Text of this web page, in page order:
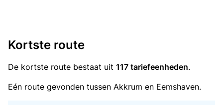
Kortste route
De kortste route bestaat uit 117 tariefeenheden.
Eén route gevonden tussen Akkrum en Eemshaven.